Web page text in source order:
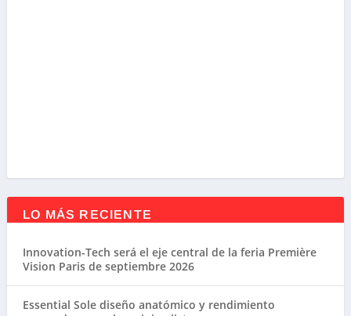
LO MÁS RECIENTE
Innovation-Tech será el eje central de la feria Première
Vision Paris de septiembre 2026
Essential Sole diseño anatómico y rendimiento